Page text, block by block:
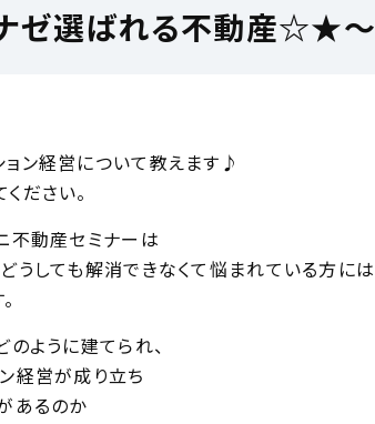
ナゼ選ばれる不動産☆★〜
ン経営について教えます♪
ださい。
不動産セミナーは
うしても解消できなくて悩まれている方には
のように建てられ、
経営が成り立ち
あるのか